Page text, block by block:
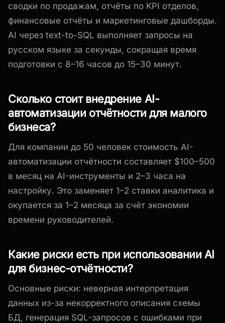
сводки по продажам, отчёты по KPI отделов,
финансовые отчёты и маркетинговые дашборды.
AI через text-to-SQL выполняет запросы на
русском языке за секунды, сокращая время
подготовки с 8–16 часов до 15–30 минут.
Сколько стоит внедрение AI-
автоматизации отчётности для малого
бизнеса?
Для компании до 50 человек стоимость AI-
автоматизации отчётности составляет $100–500
в месяц на AI-инструменты и 2–3 часа на
настройку. Это заменяет 1–2 ставки аналитика и
окупается за 1–2 месяца за счёт экономии
времени руководителей.
Какие риски есть при использовании AI
для бизнес-отчётности?
Основные риски: неверная интерпретация
данных из-за некорректного описания схемы
БД, генерация SQL-запросов с ошибками при